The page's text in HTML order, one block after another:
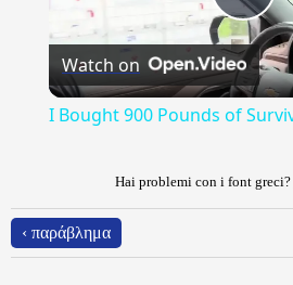
Watch on
I Bought 900 Pounds of
Hai problemi con i font greci?
‹ παράβλημα